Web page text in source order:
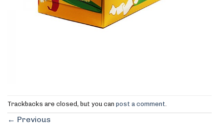
Trackbacks are closed, but you can post a comment
← Previous